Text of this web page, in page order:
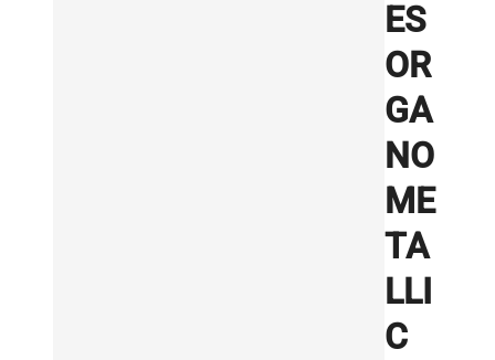
ES
OR
GA
NO
ME
TA
LLI
C